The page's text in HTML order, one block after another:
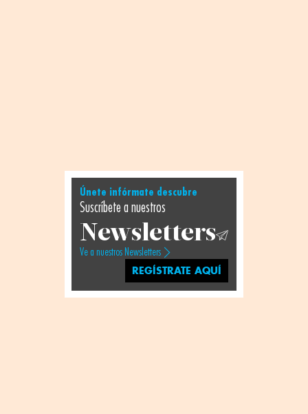
Únete infórmate descubre
Suscríbete a nuestros
Newsletters
Ve a nuestros Newsletters
REGÍSTRATE AQUÍ